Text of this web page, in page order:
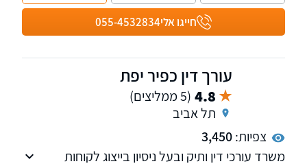
חייגו אלי055-4532834
עורך דין כפיר יפת
4.8 (5 ממליצים)
תל אביב
צפיות:3,450
משרד עורכי דין ותיק ובעל ניסיון בייצוג לקוחות